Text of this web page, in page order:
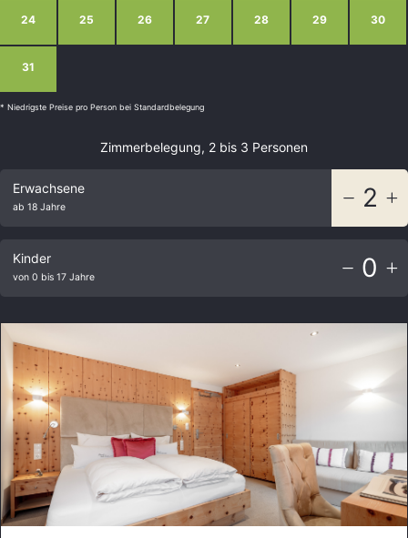
24 25 26 27 28 29 30
31
* Niedrigste Preise pro Person bei Standardbelegung
Zimmerbelegung, 2 bis 3 Personen
Erwachsene
ab 18 Jahre 2
Kinder
von 0 bis 17 Jahre 0